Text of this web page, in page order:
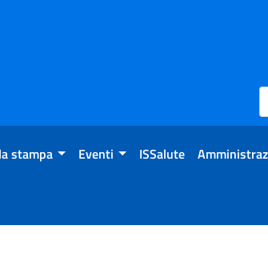
stampa Eventi ISSalute